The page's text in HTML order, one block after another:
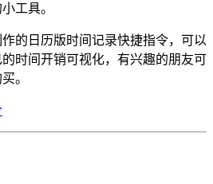
工具。
的日历版时间记录快捷指令，可以
时间开销可视化，有兴趣的朋友可
。